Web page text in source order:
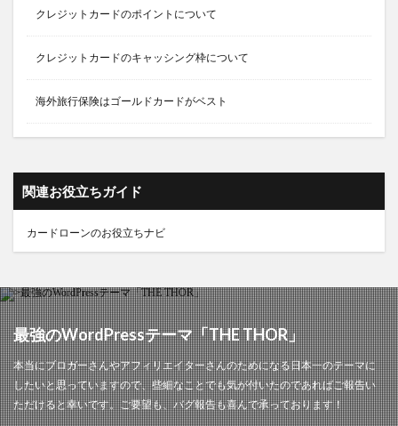
クレジットカードのポイントについて
クレジットカードのキャッシング枠について
海外旅行保険はゴールドカードがベスト
関連お役立ちガイド
カードローンのお役立ちナビ
最強のWordPressテーマ「THE THOR」
本当にブロガーさんやアフィリエイターさんのためになる日本一のテーマに
したいと思っていますので、些細なことでも気が付いたのであればご報告い
ただけると幸いです。ご要望も、バグ報告も喜んで承っております！